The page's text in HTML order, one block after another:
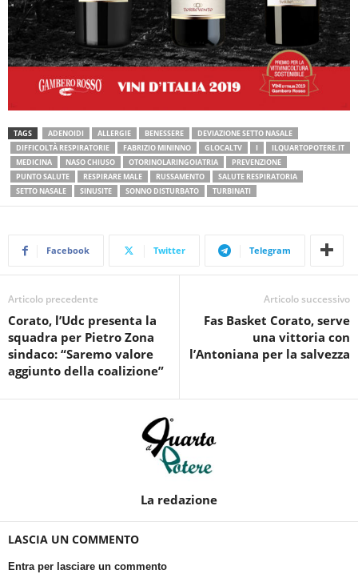
TAGS ADENOIDI ALLERGIE BENESSERE
DEVIAZIONE SETTO NASALE
DIFFICOLTÀ RESPIRATORIE
FABRIZIO MININNO GLOCALTV I
ILQUARTOPOTERE.IT
MEDICINA
NASO CHIUSO OTORINOLARINGOIATRIA
PREVENZIONE
PUNTO SALUTE
RESPIRARE MALE RUSSAMENTO
SALUTE RESPIRATORIA
SETTO NASALE
SINUSITE SONNO DISTURBATO TURBINATI
Facebook Twitter Telegram
Articolo precedente
Corato, l’Udc presenta la
squadra per Pietro Zona
sindaco: “Saremo valore
aggiunto della coalizione”
Articolo successivo
Fas Basket Corato, serve
una vittoria con
l’Antoniana per la salvezza
La redazione
LASCIA UN COMMENTO
Entra per lasciare un commento